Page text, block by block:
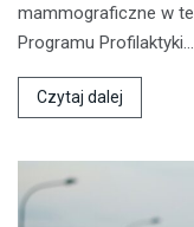
mammograficzne w
Programu Profilaktyki…
Czytaj dalej